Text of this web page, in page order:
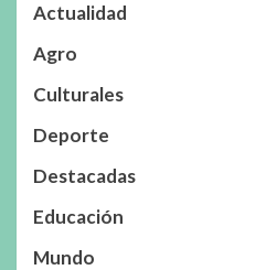
Actualidad
Agro
Culturales
Deporte
Destacadas
Educación
Mundo